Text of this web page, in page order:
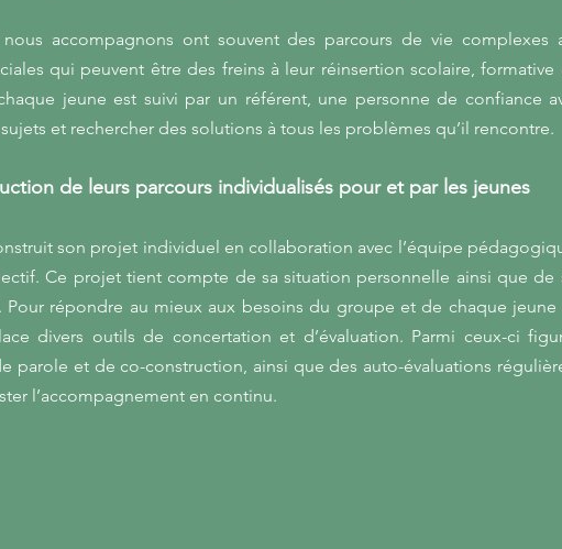
accompagnons ont souvent des parcours de vie complexes
qui peuvent être des freins à leur réinsertion scolaire,
jeune est suivi par un référent, une personne de confiance
et rechercher des solutions à tous les problèmes qu’il rencontre.
de leurs parcours individualisés pour et par les jeunes
son projet individuel en collaboration avec l’équipe
Ce projet tient compte de sa situation personnelle ainsi que de
Pour répondre au mieux aux besoins du groupe et de chaque jeune
divers outils de concertation et d’évaluation. Parmi ceux-ci
parole et de co-construction, ainsi que des auto-évaluations
l’accompagnement en continu.